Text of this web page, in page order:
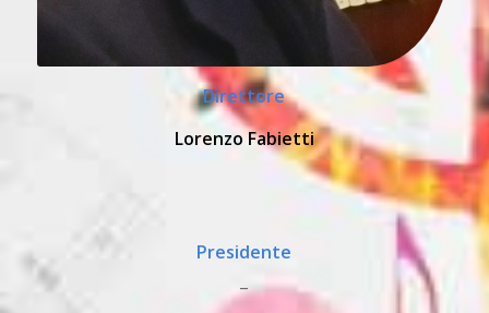
Direttore
Lorenzo Fabietti
Presidente